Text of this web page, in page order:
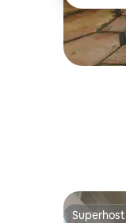
Superhost